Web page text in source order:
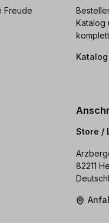
Freude
Katalog
Store /
82211